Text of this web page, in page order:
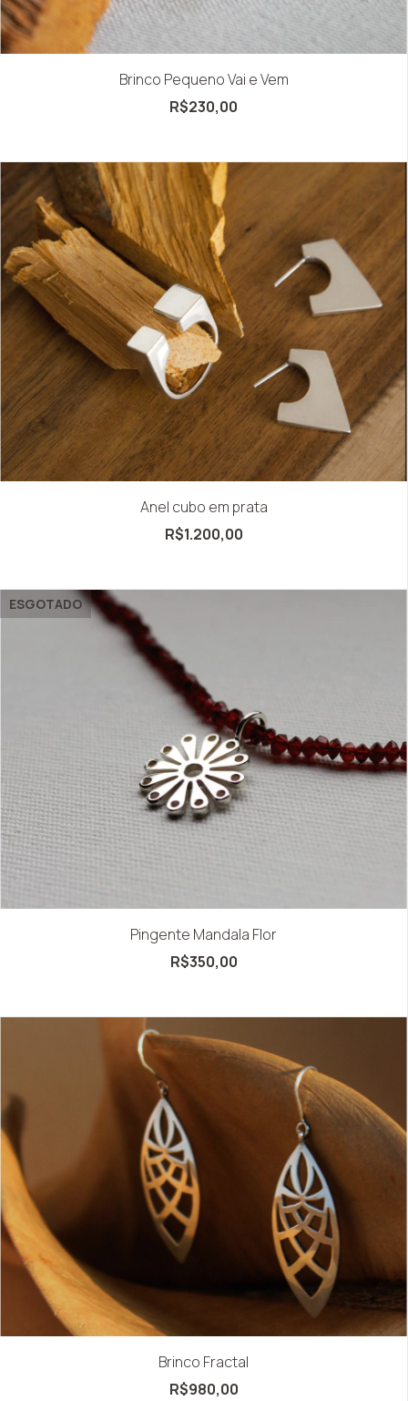
Brinco Pequeno Vai e Vem
R$230,00
Anel cubo em prata
R$1.200,00
ESGOTADO
Pingente Mandala Flor
R$350,00
Brinco Fractal
R$980,00